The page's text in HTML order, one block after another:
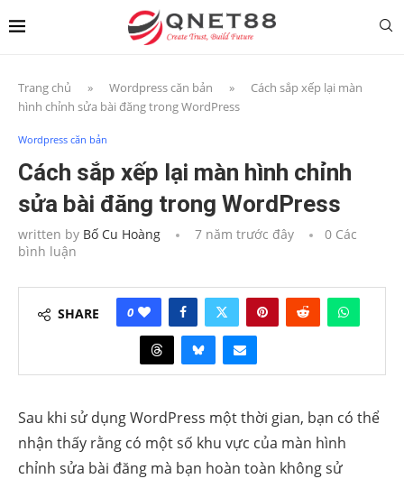
Trang chủ » Wordpress căn bản »
Cách sắp xếp lại màn
hình chỉnh sửa bài đăng trong WordPress
Wordpress căn bản
Cách sắp xếp lại màn hình chỉnh
sửa bài đăng trong WordPress
written by Bố Cu Hoàng 7 năm trước đây
0 Các
bình luận
SHARE 0
Sau khi sử dụng WordPress một thời gian, bạn có thể
nhận thấy rằng có một số khu vực của màn hình
chỉnh sửa bài đăng mà bạn hoàn toàn không sử